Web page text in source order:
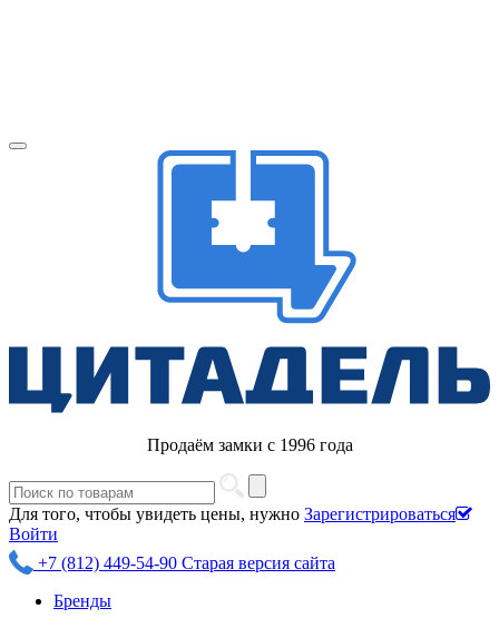
Продаём замки с 1996 года
Для того, чтобы увидеть цены, нужно Зарегистрироваться
Войти
+7 (812) 449-54-90 Старая версия сайта
Бренды